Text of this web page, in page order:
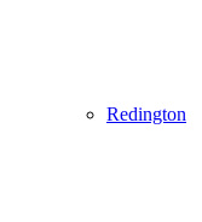
Redington